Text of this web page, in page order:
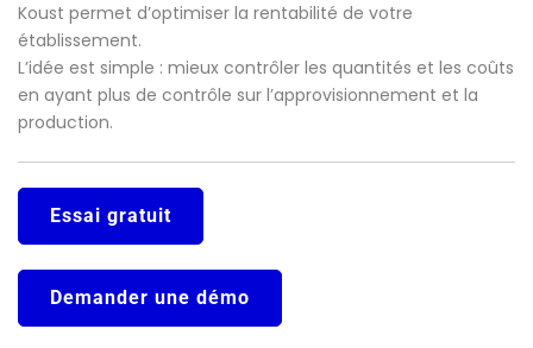
Koust permet d’optimiser la rentabilité de votre
établissement.
L’idée est simple : mieux contrôler les quantités et les coûts
en ayant plus de contrôle sur l’approvisionnement et la
production.
Essai gratuit
Demander une démo